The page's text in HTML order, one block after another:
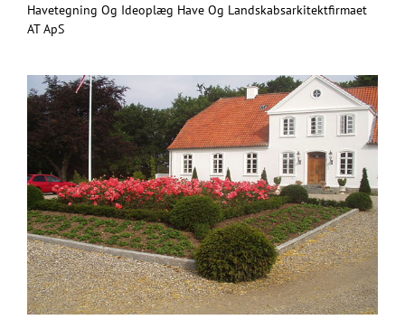
Havetegning Og Ideoplæg Have Og Landskabsarkitektfirmaet
AT ApS